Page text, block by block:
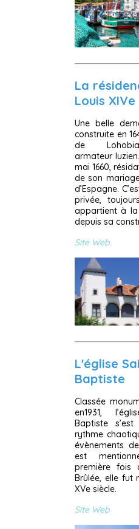
La
Louis XIVe
Une belle
construite en
de
armateur luzien.
mai 1660,
de son
d’Espagne.
privée,
appartient à
depuis sa
Site Web
L'église
Baptiste
Classée
en1931,
Baptiste
rythme
évènements
est
première fois
Brûlée, elle fut
XVe siècle.
Site Web